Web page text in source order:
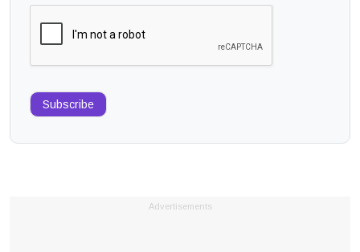
Subscribe
Advertisements